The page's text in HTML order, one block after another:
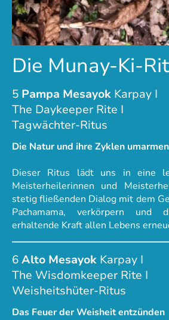
Die Munay-Ki-
5 Pampa Mesayok Karpay I
The Daykeeper Rite I
Tagwächter-Ritus
Die Natur und ihre Zyklen umarmen
Dieser Ritus lädt uns in eine
Meisterheilerinnen und
stetig fließenden Dialog mit dem
Pachamama, verkörpern und
erhaltende Kraft allen Lebens
6Alto Mesayok Karpay I
The Wisdomkeeper Rite I
Weisheitshüter-Ritus
Das Feuer der Weisheit entzünden